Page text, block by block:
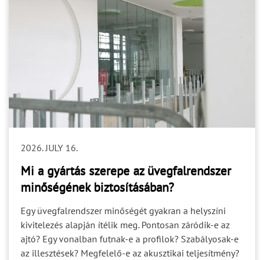
2026. JULY 16.
Mi a gyártás szerepe az üvegfalrendszer
minőségének biztosításában?
Egy üvegfalrendszer minőségét gyakran a helyszíni
kivitelezés alapján ítélik meg. Pontosan záródik-e az
ajtó? Egy vonalban futnak-e a profilok? Szabályosak-e
az illesztések? Megfelelő-e az akusztikai teljesítmény?